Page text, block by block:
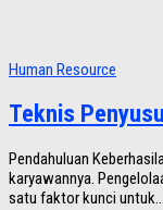
Human Resource
Teknis
Pendahuluan
karyawannya.
satu faktor kunci untuk...